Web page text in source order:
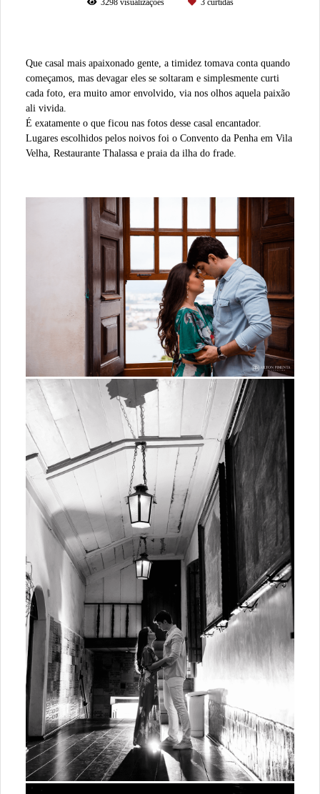
3298visualizações 3curtidas
Que casal mais apaixonado gente, a timidez tomava conta quando
começamos, mas devagar eles se soltaram e simplesmente curti
cada foto, era muito amor envolvido, via nos olhos aquela paixão
ali vivida.
É exatamente o que ficou nas fotos desse casal encantador.
Lugares escolhidos pelos noivos foi o Convento da Penha em Vila
Velha, Restaurante Thalassa e praia da ilha do frade.